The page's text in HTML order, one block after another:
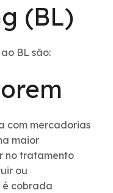
(BL)
BL são:
com mercadorias
maior
no tratamento
ou
é cobrada